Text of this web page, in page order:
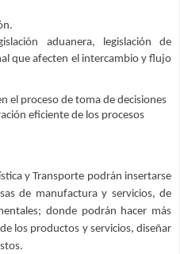
aduanera, legislación de
que afecten el intercambio y flujo
el proceso de toma de decisiones
eficiente de los procesos
y Transporte podrán insertarse
de manufactura y servicios, de
donde podrán hacer más
los productos y servicios, diseñar